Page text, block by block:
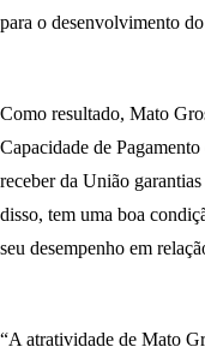
para o desenvolvimento
Como resultado, Mato
Capacidade de
receber da União
disso, tem uma boa
seu desempenho em
“A atratividade de Mato